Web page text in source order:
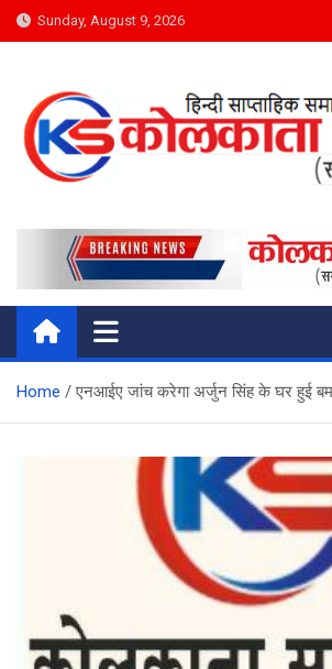
Skip
to
Sunday, August 9, 2026
Kolkata Saransh
समाज का आईना
Home एनआईए जांच करेगा अर्जुन सिंह के घर हुई